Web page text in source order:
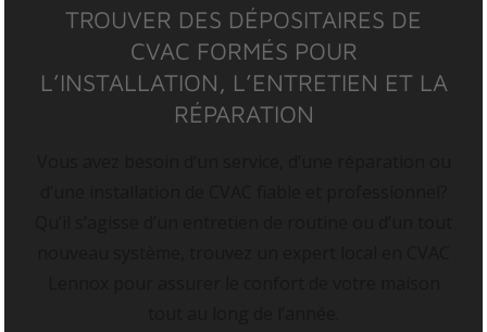
TROUVER DES DÉPOSITAIRES DE
CVAC FORMÉS POUR
L’INSTALLATION, L’ENTRETIEN ET LA
RÉPARATION